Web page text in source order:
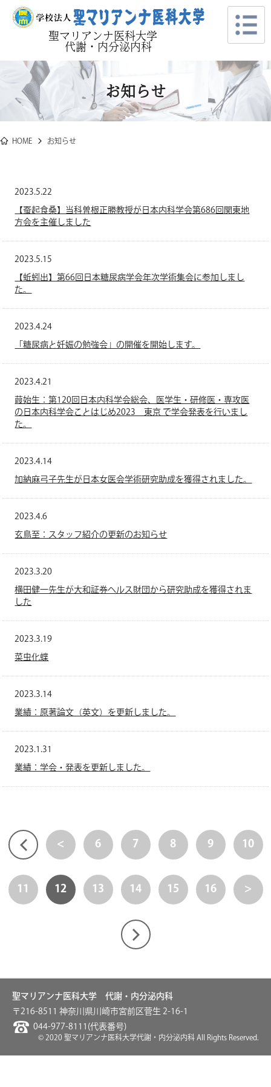
聖マリアンナ医科大学
代謝・内分泌内科
お知らせ
HOME お知らせ
2023.5.22
【蚕起食桑】当科曽根正勝教授が日本内科学会第686回関東地
方会を主催しました
2023.5.15
【蚯蚓出】第66回日本糖尿病学会年次学術集会に参加しまし
た。
2023.4.24
「糖尿病と妊娠の勉強会」の開催を開始します。
2023.4.21
葭始生：第120回日本内科学会総会、医学生・研修医・専攻医
の日本内科学会ことはじめ2023 東京 で学会発表を行いまし
た。
2023.4.14
加納麻弓子先生が日本女医会学術研究助成を獲得されました。
2023.4.6
玄鳥至：スタッフ紹介の更新のお知らせ
2023.3.20
横田健一先生が大和証券ヘルス財団から研究助成を獲得されま
した
2023.3.19
菜虫化蝶
2023.3.14
業績：原著論文（英文）を更新しました。
2023.1.31
業績：学会・発表を更新しました。
< 6 7 8 9 10
11 12 13 14 15 16 >
聖マリアンナ医科大学 代謝・内分泌内科
〒216-8511 神奈川県川崎市宮前区菅生 2-16-1
044-977-8111(代表番号)
© 2020 聖マリアンナ医科大学代謝・内分泌内科 All Rights Reserved.